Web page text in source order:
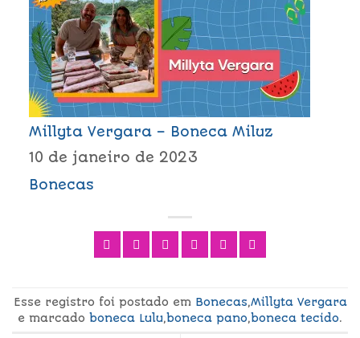
Millyta Vergara – Boneca Miluz
10 de janeiro de 2023
Bonecas
Esse registro foi postado em Bonecas,Millyta Vergara
e marcado boneca Lulu,boneca pano,boneca tecido.